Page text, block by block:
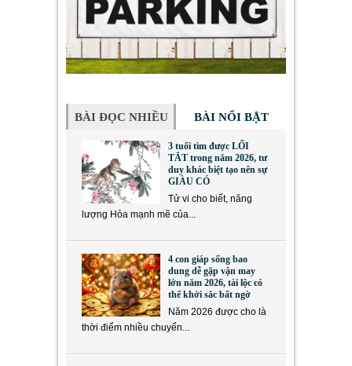
BÀI ĐỌC NHIỀU BÀI NỔI BẬT
3 tuổi tìm được LỐI
TẮT trong năm 2026, tư
duy khác biệt tạo nên sự
GIÀU CÓ
Tử vi cho biết, năng
lượng Hỏa mạnh mẽ của...
4 con giáp sống bao
dung dễ gặp vận may
lớn năm 2026, tài lộc có
thể khởi sắc bất ngờ
Năm 2026 được cho là
thời điểm nhiều chuyển...